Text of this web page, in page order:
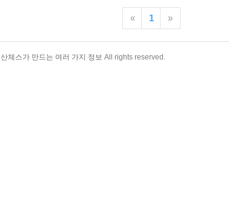
온라인 또는 무인발급기로 발급할 수 없습니다. 따라서 아래 준
면 됩니다. -신청자 신분증 -사망자 주민등록번호 (모르는 경우
« 1 »
산체스가 만드는 여러 가지 정보 All rights reserved.